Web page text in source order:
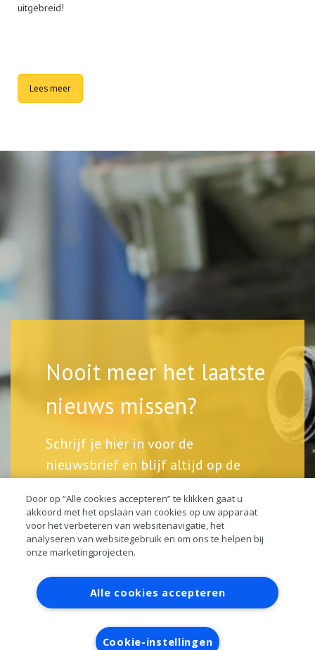
uitgebreid!
Lees meer
Nooit meer het laatste
nieuws missen?
Schrijf je hier in voor de
nieuwsbrief en blijf altijd op de
Account aanvragen
Inloggen
RAI bestanden
Privacy
Algemene voorwaarden
Door op “Alle cookies accepteren” te klikken gaat u
akkoord met het opslaan van cookies op uw apparaat
voor het verbeteren van websitenavigatie, het
analyseren van websitegebruik en om ons te helpen bij
onze marketingprojecten.
Alle cookies accepteren
Cookie-instellingen